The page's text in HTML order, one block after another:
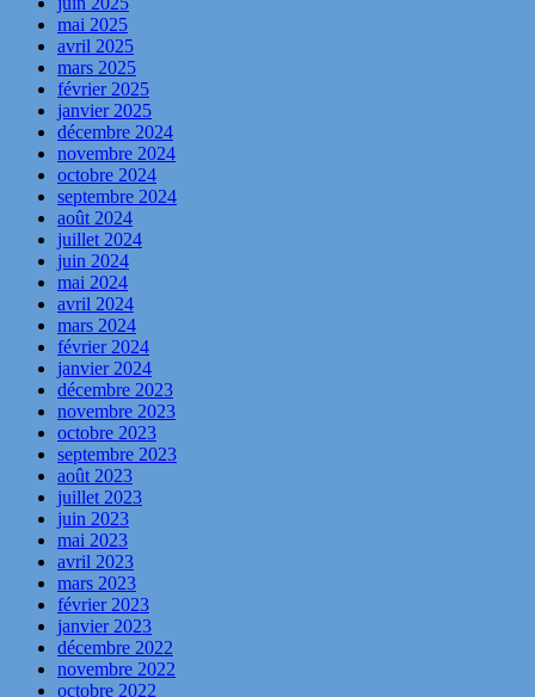
mai 2025
avril 2025
mars 2025
février 2025
janvier 2025
décembre 2024
novembre 2024
octobre 2024
septembre 2024
août 2024
juillet 2024
juin 2024
mai 2024
avril 2024
mars 2024
février 2024
janvier 2024
décembre 2023
novembre 2023
octobre 2023
septembre 2023
août 2023
juillet 2023
juin 2023
mai 2023
avril 2023
mars 2023
février 2023
janvier 2023
décembre 2022
novembre 2022
octobre 2022